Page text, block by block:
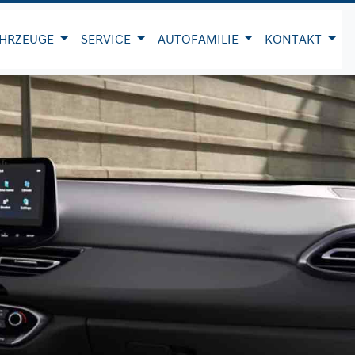
SERVICE AUTOFAMILIE KONTAKT